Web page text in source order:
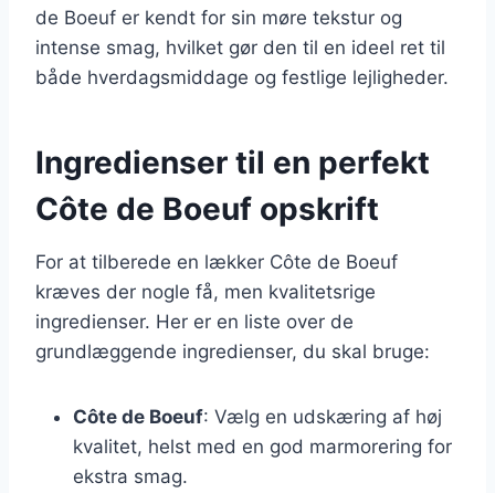
de Boeuf er kendt for sin møre tekstur og
intense smag, hvilket gør den til en ideel ret til
både hverdagsmiddage og festlige lejligheder.
Ingredienser til en perfekt
Côte de Boeuf opskrift
For at tilberede en lækker Côte de Boeuf
kræves der nogle få, men kvalitetsrige
ingredienser. Her er en liste over de
grundlæggende ingredienser, du skal bruge:
Côte de Boeuf: Vælg en udskæring af høj
kvalitet, helst med en god marmorering for
ekstra smag.